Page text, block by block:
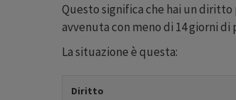
Questo significa che hai un
avvenuta con meno di 14 giorni di
La situazione è questa:
Diritto